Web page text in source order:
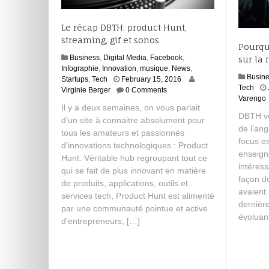
Le récap DBTH: product Hunt,
streaming, gif et sonos
Business Digital Media Facebook
Infographie Innovation musique News
Startups Tech
February 15, 2016
Virginie Berger
0 Comments
Il y a deux semaines, on vous parlait
d’un site à connaitre absolument pour
tous les amateurs et passionnés
d’innovations technologiques : Product
Hunt. Véritable hub regroupant tout ce
qui se fait de plus innovant en matière
de produits, applications, outils et
services tech, Product Hunt est alimenté
par une communauté pointue et active
d’entrepreneurs, […]
sur la
Tech
Varengo
DBTH
de
focus
façon
avaient